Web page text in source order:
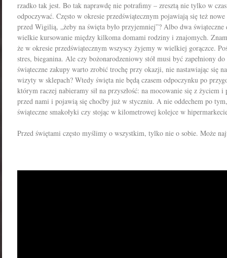
rzadko tak jest. Bo tak naprawdę nie potrafimy – zresztą nie tylko w
odpoczywać. Często w okresie przedświątecznym pojawiają się też
przed Wigilią, „żeby na święta było przyjemniej”? Albo dwa świąteczne
wielkie kursowanie między kilkoma domami rodziny i znajomych.
że w okresie przedświątecznym wszyscy żyjemy w wielkiej gorączce.
stres, bieganina. Ale czy bożonarodzeniowy stół musi być zapełniony
świąteczne zakupy warto zrobić trochę przy okazji, nie nastawiając się
wizyty w sklepach? Wtedy święta nie będą czasem odpoczynku po
którym raczej nabieramy sił na przyszłość: na mocowanie się z życiem
przed nami i pojawią się choćby już w styczniu. A nie oddechem po
świąteczne smakołyki czy stojąc w kilometrowej kolejce w
Przed świętami często myślimy o wszystkim, tylko nie o sobie. Może